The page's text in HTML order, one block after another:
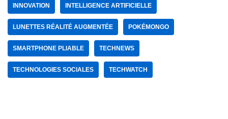
INNOVATION INTELLIGENCE ARTIFICIELLE
LUNETTES RÉALITÉ AUGMENTÉE POKÉMONGO
SMARTPHONE PLIABLE TECHNEWS
TECHNOLOGIES SOCIALES TECHWATCH